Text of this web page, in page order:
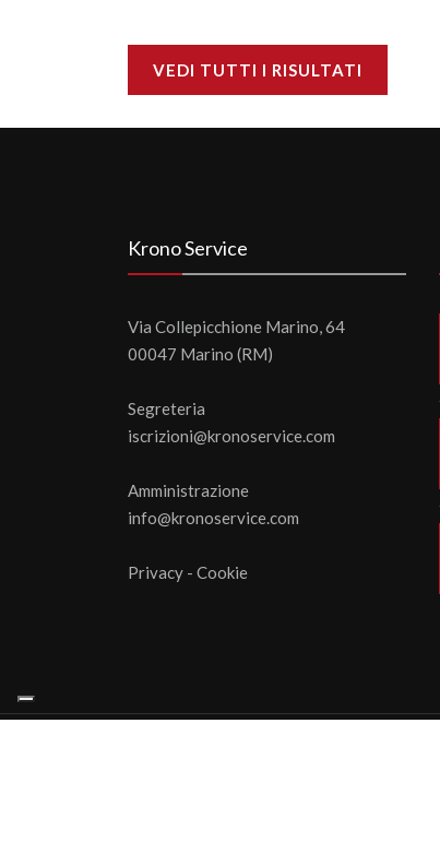
VEDI TUTTI I RISULTATI
Krono Service
Via Collepicchione Marino, 64
00047 Marino (RM)
Segreteria
iscrizioni@kronoservice.com
Amministrazione
info@kronoservice.com
Privacy - Cookie